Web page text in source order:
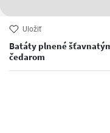
Uložiť
Batáty plnené
čedarom